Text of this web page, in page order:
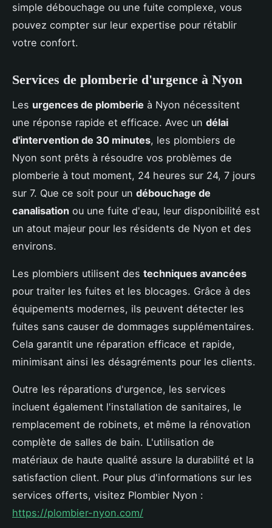
simple débouchage ou une fuite complexe, vous
pouvez compter sur leur expertise pour rétablir
votre confort.
Services de plomberie d'urgence à Nyon
Les urgences de plomberie à Nyon nécessitent
une réponse rapide et efficace. Avec un délai
d'intervention de 30 minutes, les plombiers de
Nyon sont prêts à résoudre vos problèmes de
plomberie à tout moment, 24 heures sur 24, 7 jours
sur 7. Que ce soit pour un débouchage de
canalisation ou une fuite d'eau, leur disponibilité est
un atout majeur pour les résidents de Nyon et des
environs.
Les plombiers utilisent des techniques avancées
pour traiter les fuites et les blocages. Grâce à des
équipements modernes, ils peuvent détecter les
fuites sans causer de dommages supplémentaires.
Cela garantit une réparation efficace et rapide,
minimisant ainsi les désagréments pour les clients.
Outre les réparations d'urgence, les services
incluent également l'installation de sanitaires, le
remplacement de robinets, et même la rénovation
complète de salles de bain. L'utilisation de
matériaux de haute qualité assure la durabilité et la
satisfaction client. Pour plus d'informations sur les
services offerts, visitez Plombier Nyon :
https://plombier-nyon.com/